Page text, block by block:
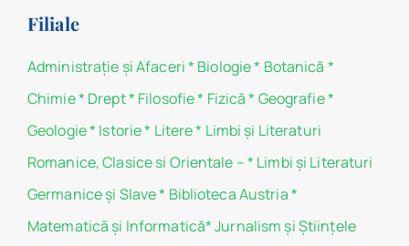
Filiale
Administraţie şi Afaceri* Biologie* Botanică *
Chimie* Drept* Filosofie* Fizică * Geografie*
Geologie* Istorie* Litere* Limbi și Literaturi
Romanice, Clasice si Orientale –* Limbi și Literaturi
Germanice şi Slave* Biblioteca Austria*
Matematicã și Informatică*Jurnalism şi Ştiinţele